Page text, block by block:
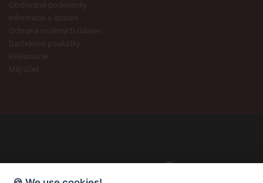
Obchodné podmienky
Informácie o dodaní
Ochrana osobných údajov
Darčekové poukážky
Reklamácie
Môj účet